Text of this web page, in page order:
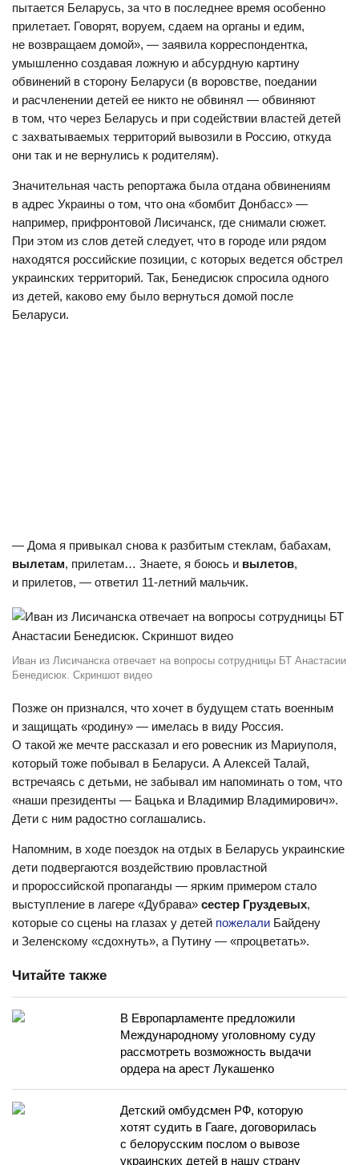
пытается Беларусь, за что в последнее время особенно
прилетает. Говорят, воруем, сдаем на органы и едим,
не возвращаем домой», — заявила корреспондентка,
умышленно создавая ложную и абсурдную картину
обвинений в сторону Беларуси (в воровстве, поедании
и расчленении детей ее никто не обвинял — обвиняют
в том, что через Беларусь и при содействии властей детей
с захватываемых территорий вывозили в Россию, откуда
они так и не вернулись к родителям).
Значительная часть репортажа была отдана обвинениям
в адрес Украины о том, что она «бомбит Донбасс» —
например, прифронтовой Лисичанск, где снимали сюжет.
При этом из слов детей следует, что в городе или рядом
находятся российские позиции, с которых ведется обстрел
украинских территорий. Так, Бенедисюк спросила одного
из детей, каково ему было вернуться домой после
Беларуси.
— Дома я привыкал снова к разбитым стеклам, бабахам,
вылетам, прилетам… Знаете, я боюсь и вылетов,
и прилетов, — ответил 11-летний мальчик.
Иван из Лисичанска отвечает на вопросы сотрудницы БТ Анастасии
Бенедисюк. Скриншот видео
Позже он признался, что хочет в будущем стать военным
и защищать «родину» — имелась в виду Россия.
О такой же мечте рассказал и его ровесник из Мариуполя,
который тоже побывал в Беларуси. А Алексей Талай,
встречаясь с детьми, не забывал им напоминать о том, что
«наши президенты — Бацька и Владимир Владимирович».
Дети с ним радостно соглашались.
Напомним, в ходе поездок на отдых в Беларусь украинские
дети подвергаются воздействию провластной
и пророссийской пропаганды — ярким примером стало
выступление в лагере «Дубрава» сестер Груздевых,
которые со сцены на глазах у детей пожелали Байдену
и Зеленскому «сдохнуть», а Путину — «процветать».
Читайте также
В Европарламенте предложили
Международному уголовному суду
рассмотреть возможность выдачи
ордера на арест Лукашенко
Детский омбудсмен РФ, которую
хотят судить в Гааге, договорилась
с белорусским послом о вывозе
украинских детей в нашу страну